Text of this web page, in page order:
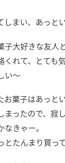
しまい、あっ
子大好きな友人
くれて、とても
い～
お菓子はあっと
まったので、寂
きゃー。
とたんまり買っ